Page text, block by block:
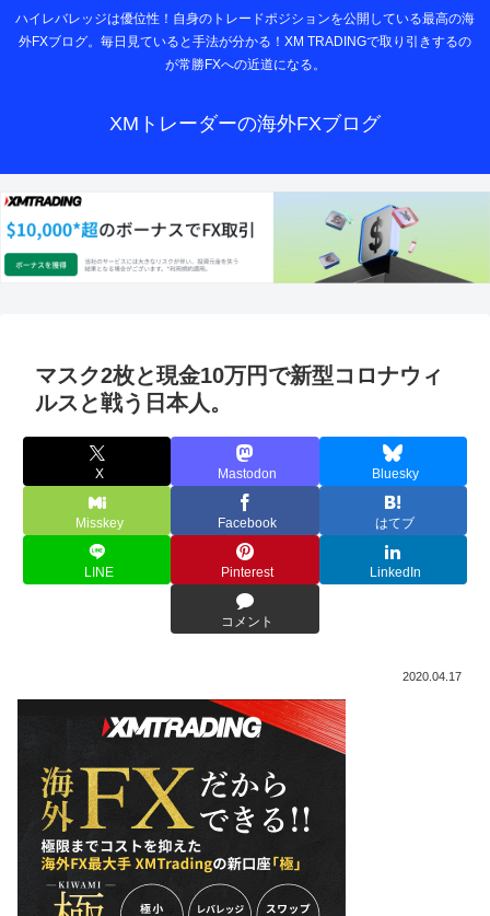
ハイレバレッジは優位性！自身のトレードポジションを公開している最高の海
外FXブログ。毎日見ていると手法が分かる！XM TRADINGで取り引きするの
が常勝FXへの近道になる。
XMトレーダーの海外FXブログ
マスク2枚と現金10万円で新型コロナウィ
ルスと戦う日本人。
X Mastodon Bluesky
Misskey Facebook はてブ
LINE Pinterest LinkedIn
コメント
2020.04.17